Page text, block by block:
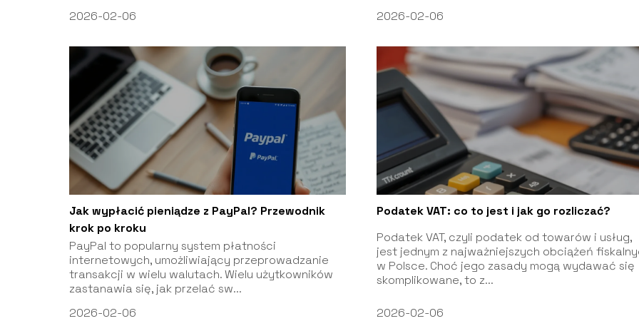
2026-02-06
2026-02-06
Jak wypłacić pieniądze z PayPal? Przewodnik
krok po kroku
PayPal to popularny system płatności
internetowych, umożliwiający przeprowadzanie
transakcji w wielu walutach. Wielu użytkowników
zastanawia się, jak przelać sw...
2026-02-06
Podatek VAT: co to jest i jak go rozliczać?
Podatek VAT, czyli podatek od towarów i usług,
jest jednym z najważniejszych obciążeń
w Polsce. Choć jego zasady mogą wydawać się
skomplikowane, to z...
2026-02-06